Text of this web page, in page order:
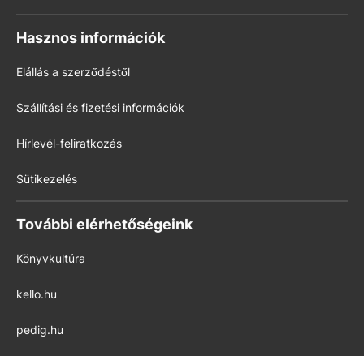
Hasznos információk
Elállás a szerződéstől
Szállítási és fizetési információk
Hírlevél-feliratkozás
Sütikezelés
További elérhetőségeink
Könyvkultúra
kello.hu
pedig.hu